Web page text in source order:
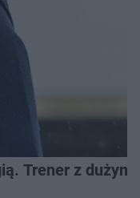
Trener z dużym